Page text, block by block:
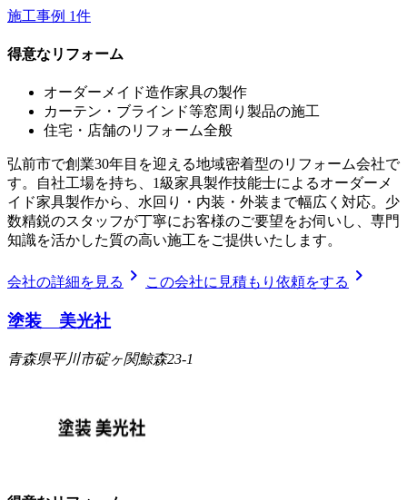
施工事例 1件
得意なリフォーム
オーダーメイド造作家具の製作
カーテン・ブラインド等窓周り製品の施工
住宅・店舗のリフォーム全般
弘前市で創業30年目を迎える地域密着型のリフォーム会社で
す。自社工場を持ち、1級家具製作技能士によるオーダーメ
イド家具製作から、水回り・内装・外装まで幅広く対応。少
数精鋭のスタッフが丁寧にお客様のご要望をお伺いし、専門
知識を活かした質の高い施工をご提供いたします。
会社の詳細を見る chevron_right この会社に見積もり依頼をする chevron_right
塗装 美光社
青森県平川市碇ヶ関鯨森23-1